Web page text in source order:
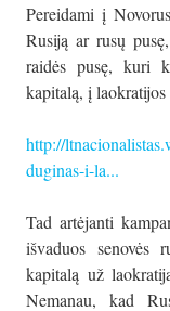
Pereidami į
Rusiją ar rusų
raidės pusę, kuri
kapitalą, į
http://
duginas-i-la...
Tad artėjanti
išvaduos senovės
kapitalą už
Nemanau, kad